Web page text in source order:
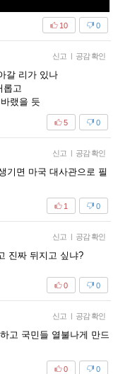
0
10
신고 공감 확인
갈 리가 있나
롭고
랬을 듯
0
5
신고 공감 확인
기면 마국 대사관으로 필
0
1
신고 공감 확인
진짜 뒤지고 싶냐?
0
0
신고 공감 확인
고 국민들 열불나게 만드
0
0